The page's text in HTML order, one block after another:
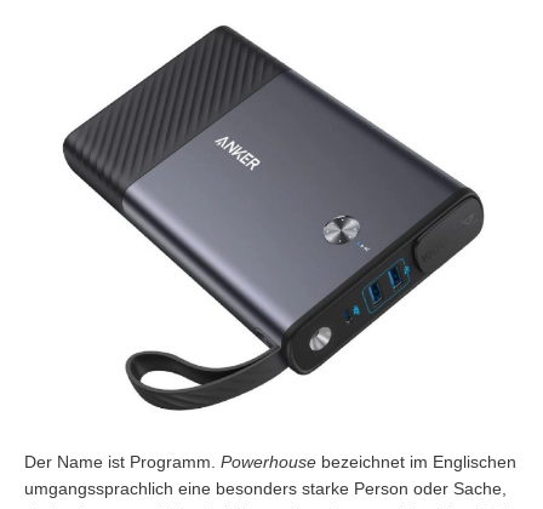
Der Name ist Programm. Powerhouse bezeichnet im Englischen
umgangssprachlich eine besonders starke Person oder Sache,